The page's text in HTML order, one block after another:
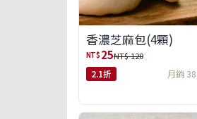
香濃芝麻包(4顆)
NT$ 25NT$ 120
2.1折 月銷 38